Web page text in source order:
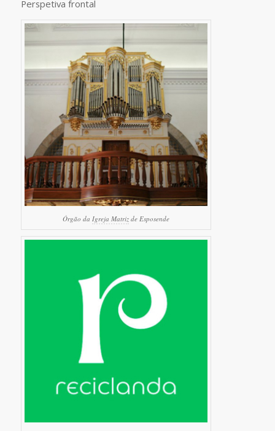
Perspetiva frontal
Órgão da Igreja Matrizde Esposende